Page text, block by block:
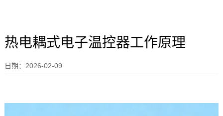
热电耦式电子温控器工作原理
日期：2026-02-09